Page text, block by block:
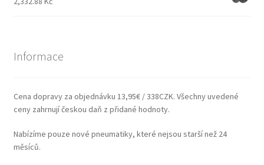
Informace
Cena dopravy za objednávku 13,95€ / 338CZK. Všechny uvedené
ceny zahrnují českou daň z přidané hodnoty.
Nabízíme pouze nové pneumatiky, které nejsou starší než 24
měsíců.